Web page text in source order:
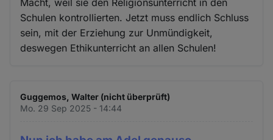
Macht, weil sie den Religionsunterricht in den
Schulen kontrollierten. Jetzt muss endlich Schluss
sein, mit der Erziehung zur Unmündigkeit,
deswegen Ethikunterricht an allen Schulen!
Guggemos, Walter (nicht überprüft)
Mo. 29 Sep 2025 - 14:44